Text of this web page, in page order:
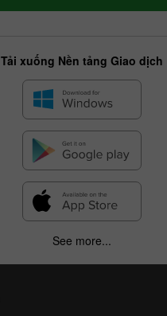
Tải xuống Nền tảng Giao dịch
See more...